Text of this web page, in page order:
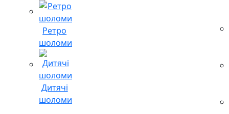
Ретро
шоломи
Дитячі
шоломи